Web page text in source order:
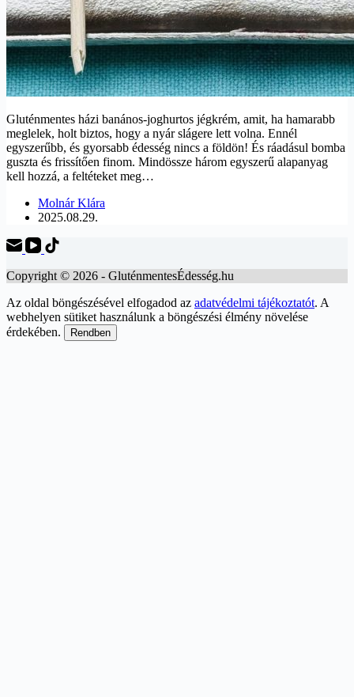
Gluténmentes házi banános-joghurtos jégkrém, amit, ha hamarabb
meglelek, holt biztos, hogy a nyár slágere lett volna. Ennél
egyszerűbb, és gyorsabb édesség nincs a földön! És ráadásul bomba
guszta és frissítően finom. Mindössze három egyszerű alapanyag
kell hozzá, a feltéteket meg…
Molnár Klára
2025.08.29.
Copyright © 2026 - GluténmentesÉdesség.hu
Az oldal böngészésével elfogadod az adatvédelmi tájékoztatót. A
webhelyen sütiket használunk a böngészési élmény növelése
érdekében.
Rendben